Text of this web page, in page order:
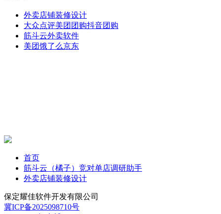
外卖店铺装修设计
大众点评美团团购抖音团购
筋斗云外卖软件
美团饿了么京东
首页
筋斗云（橘子）竞对单店调研助手
外卖店铺装修设计
保定耀佳软件开发有限公司
冀ICP备2025098710号